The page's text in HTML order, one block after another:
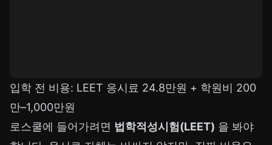
입학 전 비용: LEET 응시료 24.8만원 + 학원비 200
만–1,000만원
로스쿨에 들어가려면 법학적성시험(LEET) 을 봐야